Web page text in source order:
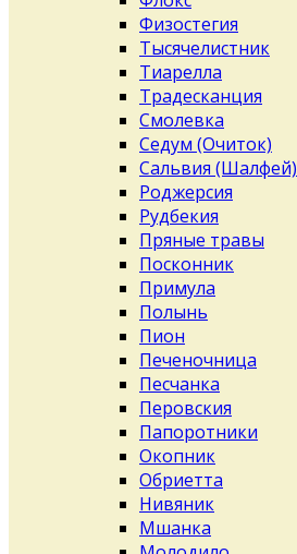
Физостегия
Тысячелистник
Тиарелла
Традесканция
Смолевка
Седум (Очиток)
Сальвия (Шалфей)
Роджерсия
Рудбекия
Пряные травы
Посконник
Примула
Полынь
Пион
Печеночница
Песчанка
Перовския
Папоротники
Окопник
Обриетта
Нивяник
Мшанка